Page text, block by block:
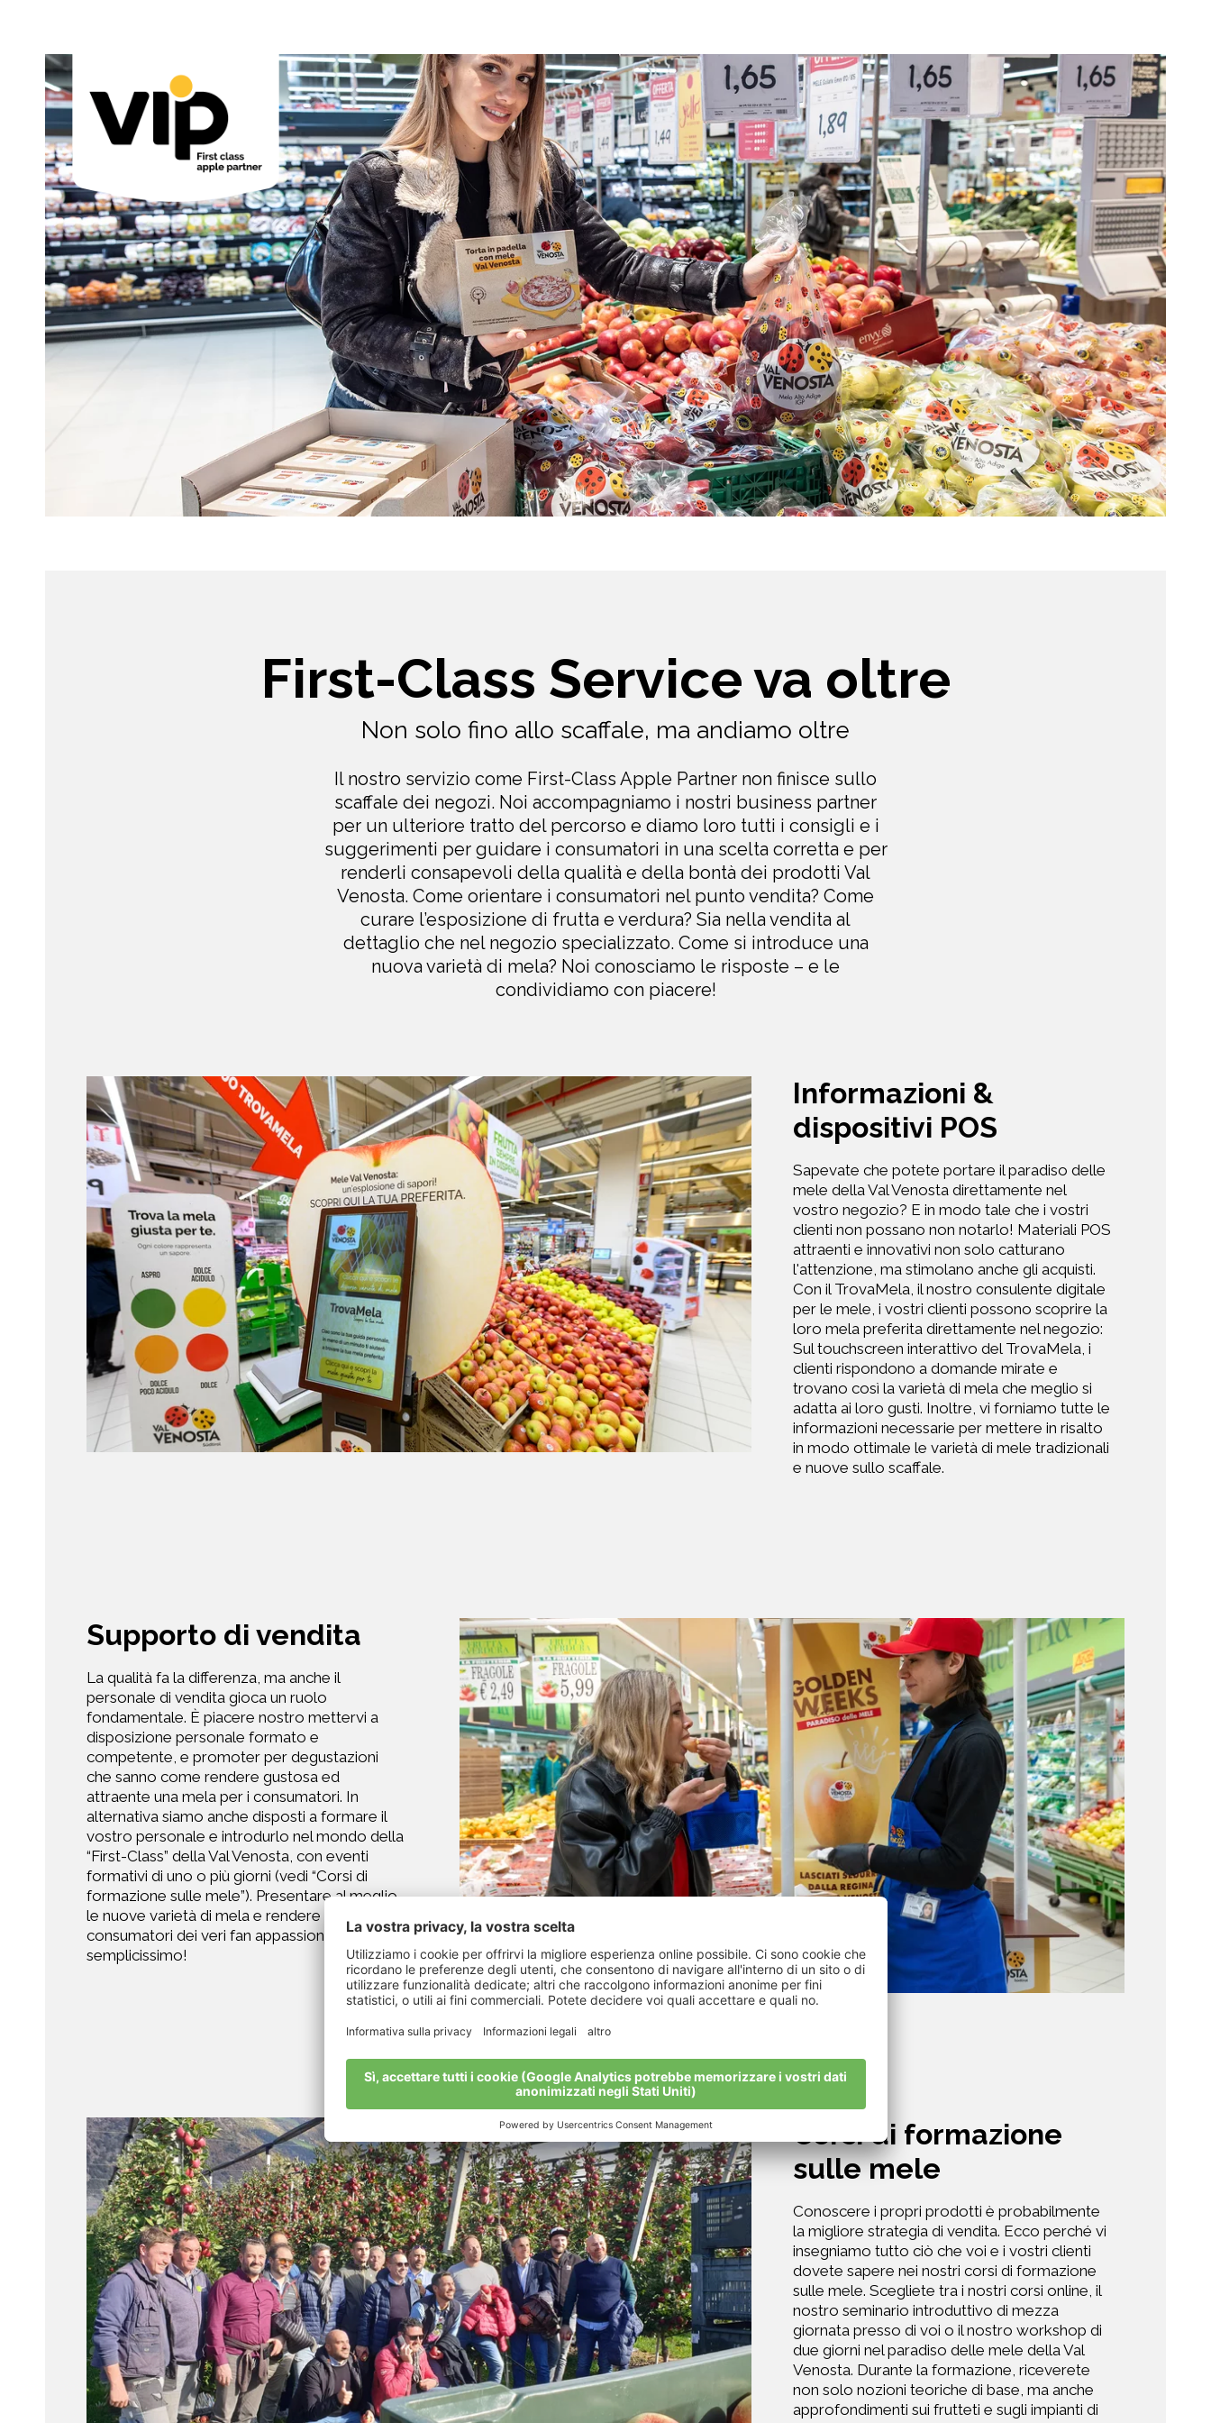
First-Class Service va oltre
Non solo fino allo scaffale, ma andiamo oltre
Il nostro servizio come First-Class Apple Partner non finisce sullo
scaffale dei negozi. Noi accompagniamo i nostri business partner
per un ulteriore tratto del percorso e diamo loro tutti i consigli e i
suggerimenti per guidare i consumatori in una scelta corretta e per
renderli consapevoli della qualità e della bontà dei prodotti Val
Venosta. Come orientare i consumatori nel punto vendita? Come
curare l’esposizione di frutta e verdura? Sia nella vendita al
dettaglio che nel negozio specializzato. Come si introduce una
nuova varietà di mela? Noi conosciamo le risposte – e le
condividiamo con piacere!
Informazioni &
dispositivi POS
Sapevate che potete portare il paradiso delle
mele della Val Venosta direttamente nel
vostro negozio? E in modo tale che i vostri
clienti non possano non notarlo! Materiali POS
attraenti e innovativi non solo catturano
l'attenzione, ma stimolano anche gli acquisti.
Con il TrovaMela, il nostro consulente digitale
per le mele, i vostri clienti possono scoprire la
loro mela preferita direttamente nel negozio:
Sul touchscreen interattivo del TrovaMela, i
clienti rispondono a domande mirate e
trovano così la varietà di mela che meglio si
adatta ai loro gusti. Inoltre, vi forniamo tutte le
informazioni necessarie per mettere in risalto
in modo ottimale le varietà di mele tradizionali
e nuove sullo scaffale.
Supporto di vendita
La qualità fa la differenza, ma anche il
personale di vendita gioca un ruolo
fondamentale. È piacere nostro mettervi a
disposizione personale formato e
competente, e promoter per degustazioni
che sanno come rendere gustosa ed
attraente una mela per i consumatori. In
alternativa siamo anche disposti a formare il
vostro personale e introdurlo nel mondo della
“First-Class” della Val Venosta, con eventi
formativi di uno o più giorni (vedi “Corsi di
formazione sulle mele”). Presentare al meglio
le nuove varietà di mela e rendere i
consumatori dei veri fan appassionati, sarà
semplicissimo!
Corsi di formazione
sulle mele
Conoscere i propri prodotti è probabilmente
la migliore strategia di vendita. Ecco perché vi
insegniamo tutto ciò che voi e i vostri clienti
dovete sapere nei nostri corsi di formazione
sulle mele. Scegliete tra i nostri corsi online, il
nostro seminario introduttivo di mezza
giornata presso di voi o il nostro workshop di
due giorni nel paradiso delle mele della Val
Venosta. Durante la formazione, riceverete
non solo nozioni teoriche di base, ma anche
approfondimenti sui frutteti e sugli impianti di